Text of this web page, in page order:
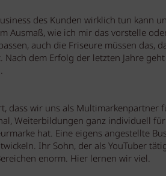
des Kunden wirklich tun kann
Ausmaß, wie ich mir das vorstelle
auch die Friseure müssen das,
dem Erfolg der letzten Jahre
dass wir uns als Multimarkenpartner
Weiterbildungen ganz individuell
hat. Eine eigens angestellte
Ihr Sohn, der als YouTuber
enorm. Hier lernen wir viel.